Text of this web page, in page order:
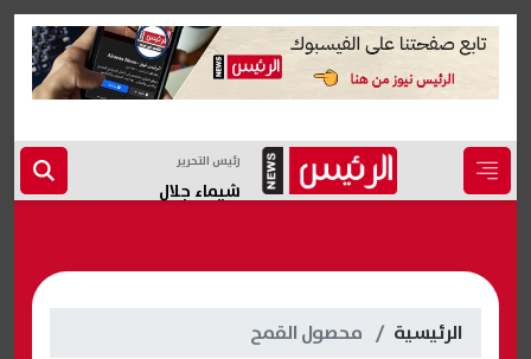
رئيس التحرير
شيماء جلال
الرئيسية محصول القمح